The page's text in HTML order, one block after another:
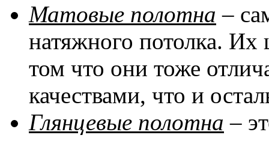
Матовые полотна –
натяжного потолка. Их
том что они тоже
качествами, что и
Глянцевые полотна –